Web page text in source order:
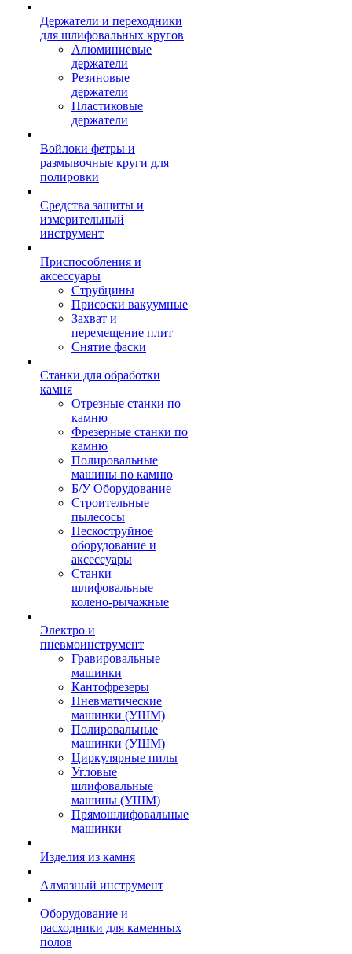
Держатели и переходники
для шлифовальных кругов
Алюминиевые
держатели
Резиновые
держатели
Пластиковые
держатели
Войлоки фетры и
размывочные круги для
полировки
Средства защиты и
измерительный
инструмент
Приспособления и
аксессуары
Струбцины
Присоски вакуумные
Захват и
перемещение плит
Снятие фаски
Станки для обработки
камня
Отрезные станки по
камню
Фрезерные станки по
камню
Полировальные
машины по камню
Б/У Оборудование
Строительные
пылесосы
Пескоструйное
оборудование и
аксессуары
Станки
шлифовальные
колено-рычажные
Электро и
пневмоинструмент
Гравировальные
машинки
Кантофрезеры
Пневматические
машинки (УШМ)
Полировальные
машинки (УШМ)
Циркулярные пилы
Угловые
шлифовальные
машины (УШМ)
Прямошлифовальные
машинки
Изделия из камня
Алмазный инструмент
Оборудование и
расходники для каменных
полов